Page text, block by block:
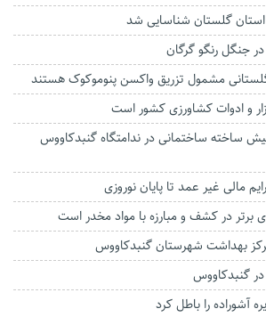
استان گلستان شناسایی شد
جنگل رنگو گرگان
و ادوات کشاورزی کشور است
پیش ساخته ساختمانی در ندامتگاه گنبدکاووس
مالی غیر عمد تا پایان نوروزی
برتر در کشف و مبارزه با مواد مخدر است
بهداشت شهرستان گنبدکاووس
را باطل کرد